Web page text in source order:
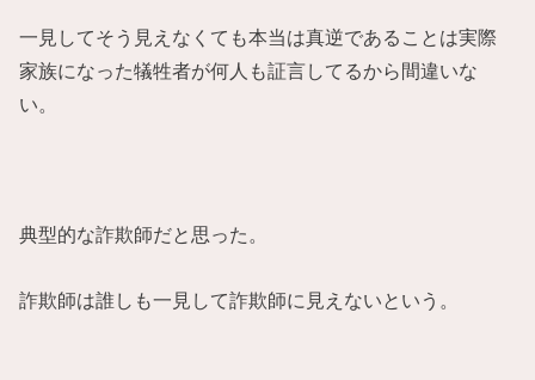
一見してそう見えなくても本当は真逆であることは実際
家族になった犠牲者が何人も証言してるから間違いな
い。
典型的な詐欺師だと思った。
詐欺師は誰しも一見して詐欺師に見えないという。